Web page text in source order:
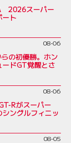
2026スーパー
ト
08-06
の初優勝。ホン
ードGT覚醒とさ
08-06
Rがスーパー
ングルフィニッ
08-05